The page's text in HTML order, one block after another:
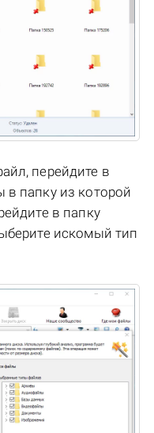
перейдите в
в папку из которой
в папку
искомый тип